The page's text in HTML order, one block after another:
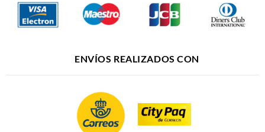
ENVÍOS REALIZADOS CON